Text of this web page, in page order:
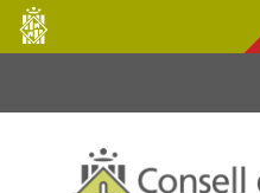
Saltar al contenido principal
Consell
de
Mallorca